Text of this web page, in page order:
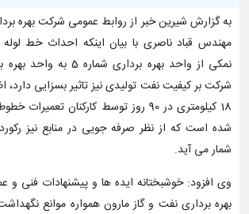
به گزارش شیرین خبر از روابط عمومی شرکت بهره
شرکت بر کیفیت نفت تولیدی نیز تاثیر بسزایی
18 کیلومتری در 90 روز توسط کارکنان
شده است که از نظر صرفه جویی در منابع نیز
شمار می آید.
وی افزود: خوشبختانه ایده ها و پیشنهادات فنی و
بهره برداری نفت و گاز مارون همواره موانع